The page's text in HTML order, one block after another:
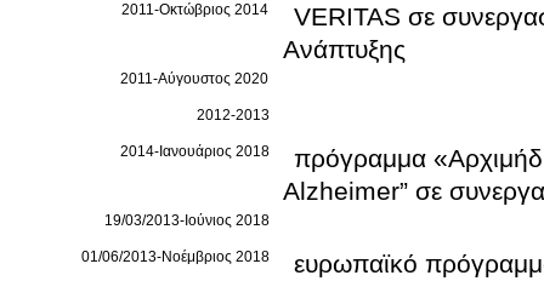
2011-Οκτώβριος 2014
VERITAS σε
Ανάπτυξης
2011-Αύγουστος 2020
2012-2013
2014-Ιανουάριος 2018
πρόγραμμα
Alzheimer” σε
19/03/2013-Ιούνιος 2018
01/06/2013-Νοέμβριος 2018 ευρωπαϊκό